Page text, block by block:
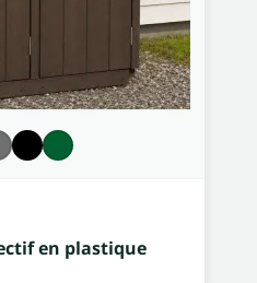
en plastique